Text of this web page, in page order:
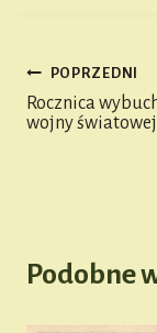
Nawigacja
wpisu
POPRZEDNI
Rocznica
wojny światowej
Podobne